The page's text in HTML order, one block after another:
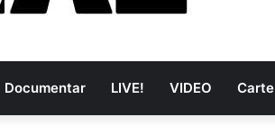
Documentar LIVE! VIDEO Carte